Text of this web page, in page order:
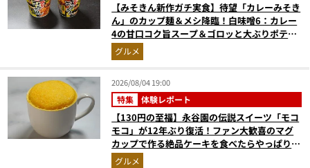
【みそきん新作ガチ実食】待望「カレーみそき
ん」のカップ麺＆メシ降臨！白味噌6：カレー
4の甘口コク旨スープ＆ゴロッと大ぶりポテト
に歓喜
グルメ
2026/08/04 19:00
特集 体験レポート
【130円の至福】永谷園の伝説スイーツ「モコ
モコ」が12年ぶり復活！ファン大歓喜のマグ
カップで作る絶品ケーキを食べたらやっぱり最
高にウマかった
グルメ